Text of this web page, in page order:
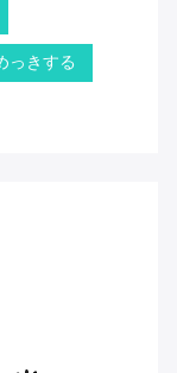
っきする